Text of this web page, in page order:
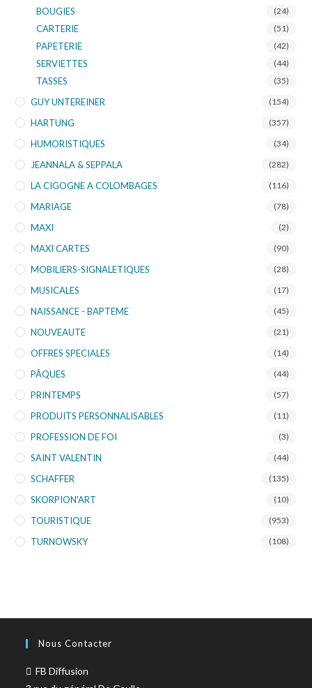
BOUGIES (24)
CARTERIE (51)
PAPETERIE (42)
SERVIETTES (44)
TASSES (35)
GUY UNTEREINER (154)
HARTUNG (357)
HUMORISTIQUES (34)
JEANNALA & SEPPALA (282)
LA CIGOGNE A COLOMBAGES (116)
MARIAGE (78)
MAXI (2)
MAXI CARTES (90)
MOBILIERS-SIGNALETIQUES (28)
MUSICALES (17)
NAISSANCE - BAPTEME (45)
NOUVEAUTE (21)
OFFRES SPECIALES (14)
PÂQUES (44)
PRINTEMPS (57)
PRODUITS PERSONNALISABLES (11)
PROFESSION DE FOI (3)
SAINT VALENTIN (44)
SCHAFFER (135)
SKORPION'ART (10)
TOURISTIQUE (953)
TURNOWSKY (108)
Nous Contacter
FB Diffusion